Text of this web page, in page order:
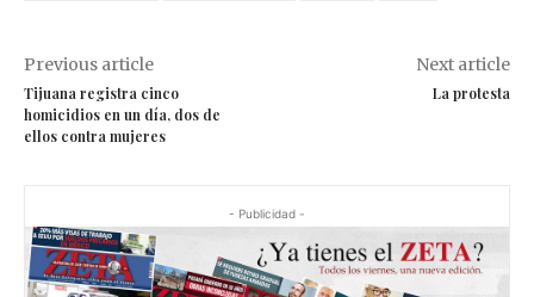
Previous article
Tijuana registra cinco
homicidios en un día, dos de
ellos contra mujeres
Next article
La protesta
- Publicidad -